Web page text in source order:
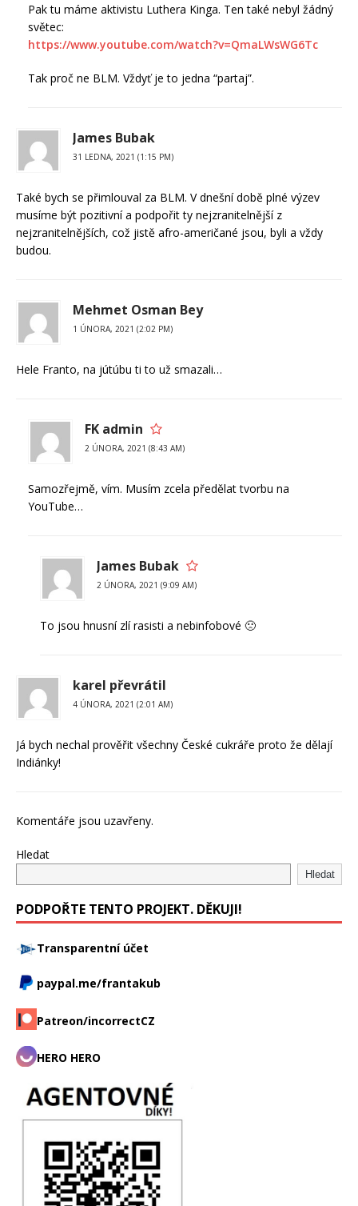
Pak tu máme aktivistu Luthera Kinga. Ten také nebyl žádný
světec:
https://www.youtube.com/watch?v=QmaLWsWG6Tc
Tak proč ne BLM. Vždyť je to jedna “partaj”.
James Bubak
31 LEDNA, 2021 (1:15 PM)
Také bych se přimlouval za BLM. V dnešní době plné výzev
musíme být pozitivní a podpořit ty nejzranitelnější z
nejzranitelnějších, což jistě afro-američané jsou, byli a vždy
budou.
Mehmet Osman Bey
1 ÚNORA, 2021 (2:02 PM)
Hele Franto, na jútúbu ti to už smazali…
FK admin
2 ÚNORA, 2021 (8:43 AM)
Samozřejmě, vím. Musím zcela předělat tvorbu na
YouTube…
James Bubak
2 ÚNORA, 2021 (9:09 AM)
To jsou hnusní zlí rasisti a nebinfobové 🙁
karel převrátil
4 ÚNORA, 2021 (2:01 AM)
Já bych nechal prověřit všechny České cukráře proto že dělají
Indiánky!
Komentáře jsou uzavřeny.
Hledat
Hledat
PODPOŘTE TENTO PROJEKT. DĚKUJI!
Transparentní účet
paypal.me/frantakub
Patreon/incorrectCZ
HERO HERO